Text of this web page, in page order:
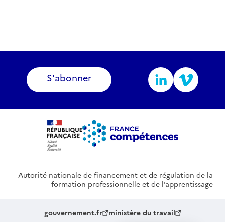
S'abonner
Autorité nationale de financement et de régulation de la
formation professionnelle et de l’apprentissage
gouvernement.fr ministère du travail